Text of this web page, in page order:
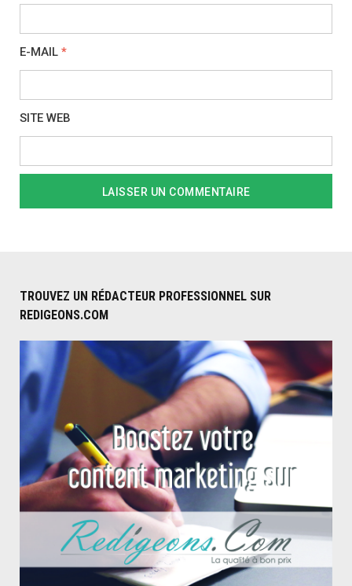
E-MAIL *
SITE WEB
TROUVEZ UN RÉDACTEUR PROFESSIONNEL SUR
REDIGEONS.COM